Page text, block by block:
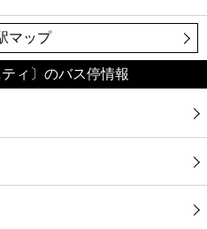
マップ
ィ〕のバス停情報